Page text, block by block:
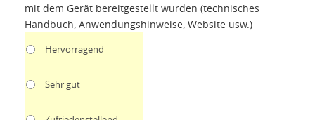
mit dem Gerät bereitgestellt wurden (technisches
Handbuch, Anwendungshinweise, Website usw.)
Hervorragend
Sehr gut